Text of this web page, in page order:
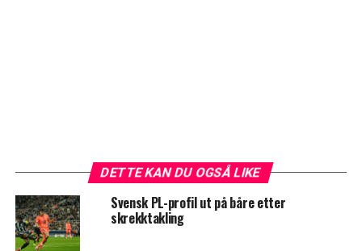
DETTE KAN DU OGSÅ LIKE
Svensk PL-profil ut på båre etter
skrekktakling